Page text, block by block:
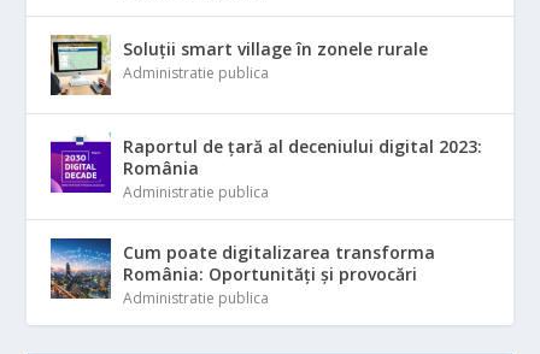
Soluții smart village în zonele rurale
Administratie publica
Raportul de țară al deceniului digital 2023:
România
Administratie publica
Cum poate digitalizarea transforma
România: Oportunități și provocări
Administratie publica